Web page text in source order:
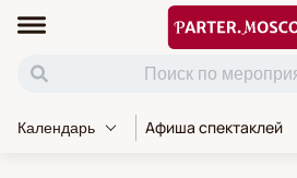
Календарь Афиша спектаклей